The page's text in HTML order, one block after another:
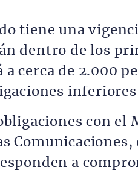
tiene una
dentro de los
a cerca de 2.000
con
Comunicaciones,
a